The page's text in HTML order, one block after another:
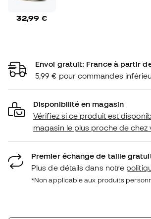
32,99 €
Envoi gratuit: France à partir
5,99 € pour commandes
Disponibilité en magasin
Vérifiez si ce produit est
magasin le plus proche de chez
Premier échange de taille
Plus de détails dans notre
*Non applicable aux produits